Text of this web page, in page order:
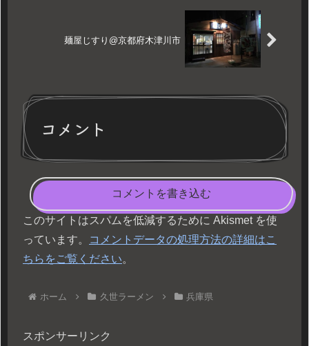
麺屋じすり@京都府木津川市
コメント
コメントを書き込む
このサイトはスパムを低減するために Akismet を使
っています。
コメントデータの処理方法の詳細はこ
ちらをご覧ください。
ホーム 久世ラーメン 兵庫県
スポンサーリンク